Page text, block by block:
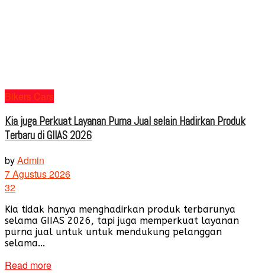
Bikers Cars
Kia juga Perkuat Layanan Purna Jual selain Hadirkan Produk
Terbaru di GIIAS 2026
byAdmin
7 Agustus 2026
32
Kia tidak hanya menghadirkan produk terbarunya
selama GIIAS 2026, tapi juga memperkuat layanan
purna jual untuk untuk mendukung pelanggan
selama...
Read more